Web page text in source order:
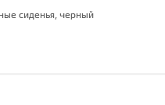
сиденья, черный